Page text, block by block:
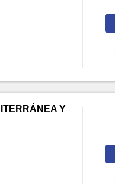
Y